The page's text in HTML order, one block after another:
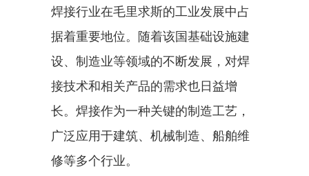
焊接行业在毛里求斯的工业发展中占
据着重要地位。随着该国基础设施建
设、制造业等领域的不断发展，对焊
接技术和相关产品的需求也日益增
长。焊接作为一种关键的制造工艺，
广泛应用于建筑、机械制造、船舶维
修等多个行业。